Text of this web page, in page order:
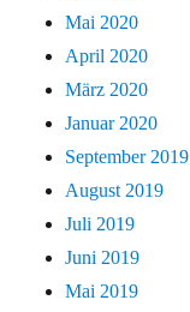
Mai 2020
April 2020
März 2020
Januar 2020
September 2019
August 2019
Juli 2019
Juni 2019
Mai 2019